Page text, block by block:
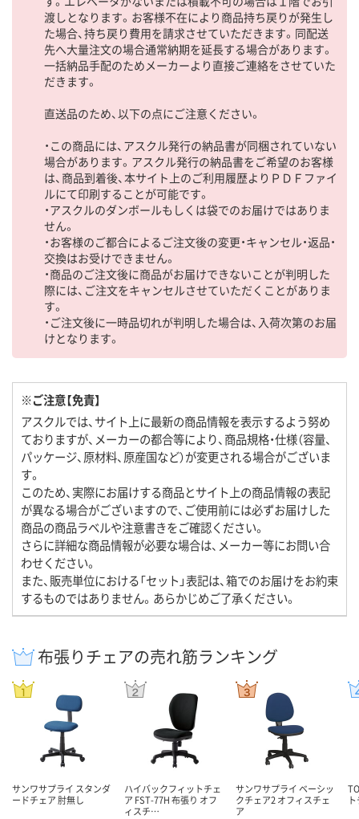
渡しとなります。お客様不在により商品持ち戻りが発生し
た場合、持ち戻り費用を請求させていただきます。同配送
先へ大量注文の場合通常納期を延長する場合があります。
一括納品手配のためメーカーより直接ご連絡をさせていた
だきます。
直送品のため、以下の点にご注意ください。
・この商品には、アスクル発行の納品書が同梱されていない
場合があります。アスクル発行の納品書をご希望のお客様
は、商品到着後、本サイト上のご利用履歴よりＰＤＦファイ
ルにて印刷することが可能です。
・アスクルのダンボールもしくは袋でのお届けではありま
せん。
・お客様のご都合によるご注文後の変更・キャンセル・返品・
交換はお受けできません。
・商品のご注文後に商品がお届けできないことが判明した
際には、ご注文をキャンセルさせていただくことがありま
す。
・ご注文後に一時品切れが判明した場合は、入荷次第のお届
けとなります。
※ご注意【免責】
アスクルでは、サイト上に最新の商品情報を表示するよう努め
ておりますが、メーカーの都合等により、商品規格・仕様（容量、
パッケージ、原材料、原産国など）が変更される場合がございま
す。
このため、実際にお届けする商品とサイト上の商品情報の表記
が異なる場合がございますので、ご使用前には必ずお届けした
商品の商品ラベルや注意書きをご確認ください。
さらに詳細な商品情報が必要な場合は、メーカー等にお問い合
わせください。
また、販売単位における「セット」表記は、箱でのお届けをお約束
するものではありません。あらかじめご了承ください。
布張りチェアの売れ筋ランキング
サンワサプライ スタンダ
ードチェア 肘無し
ハイバックフィットチェ
ア FST-77H 布張り オフ
ィスチ…
サンワサプライ ベーシッ
クチェア2 オフィスチェ
ア